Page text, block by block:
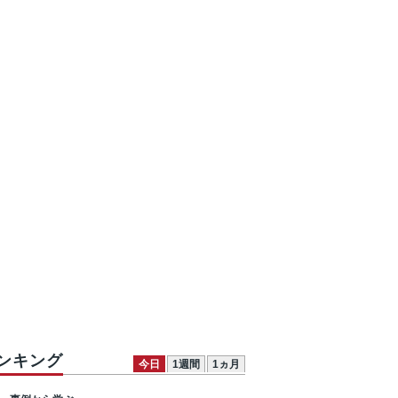
キング 今日 1週間 1ヵ月